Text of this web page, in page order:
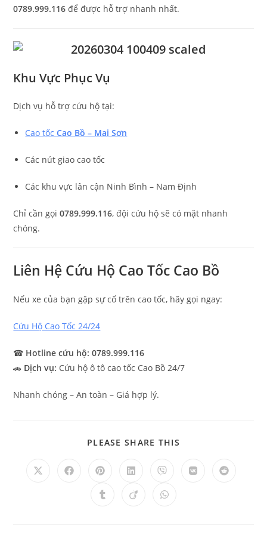
0789.999.116 để được hỗ trợ nhanh nhất.
Khu Vực Phục Vụ
Dịch vụ hỗ trợ cứu hộ tại:
Cao tốcCao Bồ – Mai Sơn
Các nút giao cao tốc
Các khu vực lân cận Ninh Bình – Nam Định
Chỉ cần gọi0789.999.116, đội cứu hộ sẽ có mặt nhanh
chóng.
Liên Hệ Cứu Hộ Cao Tốc Cao Bồ
Nếu xe của bạn gặp sự cố trên cao tốc, hãy gọi ngay:
Cứu Hộ Cao Tốc 24/24
☎ Hotline cứu hộ: 0789.999.116
🚗 Dịch vụ: Cứu hộ ô tô cao tốc Cao Bồ 24/7
Nhanh chóng – An toàn – Giá hợp lý.
PLEASE SHARE THIS